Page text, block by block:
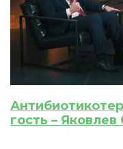
гость – Яковлев